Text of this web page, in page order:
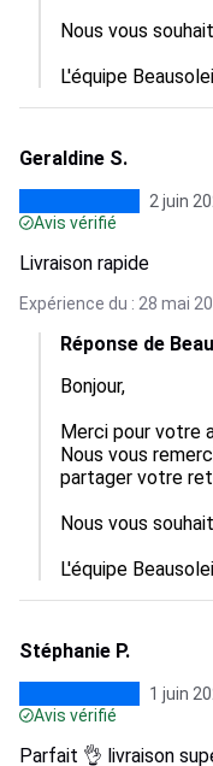
Nous vous
L'équipe
Geraldine S.
2 juin
Avis vérifié
Livraison rapide
Expérience du : 28 mai
Réponse de
Bonjour,
Merci pour votre
Nous vous
partager votre
Nous vous
L'équipe
Stéphanie P.
1 juin
Avis vérifié
Parfait 👌 livraison